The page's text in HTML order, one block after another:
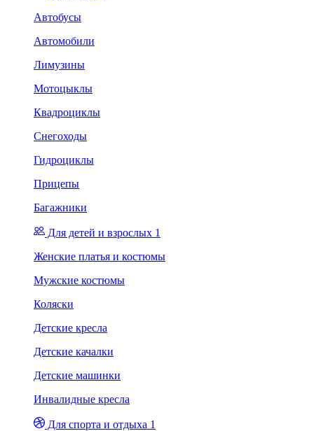
Автобусы
Автомобили
Лимузины
Мотоцыклы
Квадроциклы
Снегоходы
Гидроциклы
Прицепы
Багажники
Для детей и взрослых 1
Женские платья и костюмы
Мужские костюмы
Коляски
Детские кресла
Детские качалки
Детские машинки
Инвалидные кресла
Для спорта и отдыха 1